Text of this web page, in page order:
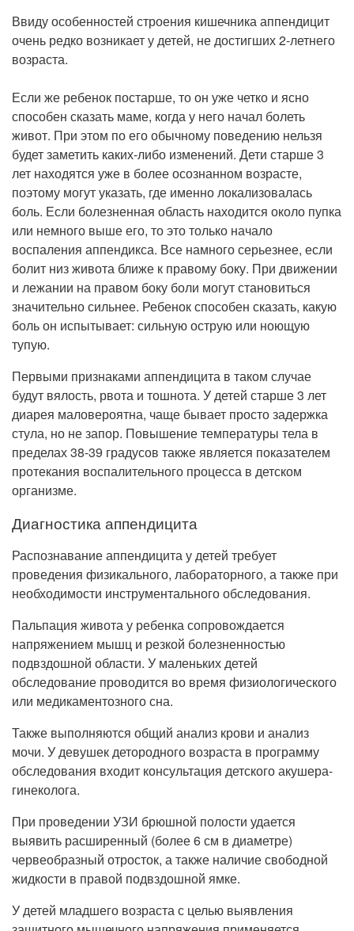
Ввиду особенностей строения кишечника аппендицит
очень редко возникает у детей, не достигших 2-летнего
возраста.
Если же ребенок постарше, то он уже четко и ясно
способен сказать маме, когда у него начал болеть
живот. При этом по его обычному поведению нельзя
будет заметить каких-либо изменений. Дети старше 3
лет находятся уже в более осознанном возрасте,
поэтому могут указать, где именно локализовалась
боль. Если болезненная область находится около пупка
или немного выше его, то это только начало
воспаления аппендикса. Все намного серьезнее, если
болит низ живота ближе к правому боку. При движении
и лежании на правом боку боли могут становиться
значительно сильнее. Ребенок способен сказать, какую
боль он испытывает: сильную острую или ноющую
тупую.
Первыми признаками аппендицита в таком случае
будут вялость, рвота и тошнота. У детей старше 3 лет
диарея маловероятна, чаще бывает просто задержка
стула, но не запор. Повышение температуры тела в
пределах 38-39 градусов также является показателем
протекания воспалительного процесса в детском
организме.
Диагностика аппендицита
Распознавание аппендицита у детей требует
проведения физикального, лабораторного, а также при
необходимости инструментального обследования.
Пальпация живота у ребенка сопровождается
напряжением мышц и резкой болезненностью
подвздошной области. У маленьких детей
обследование проводится во время физиологического
или медикаментозного сна.
Также выполняются общий анализ крови и анализ
мочи. У девушек детородного возраста в программу
обследования входит консультация детского акушера-
гинеколога.
При проведении УЗИ брюшной полости удается
выявить расширенный (более 6 см в диаметре)
червеобразный отросток, а также наличие свободной
жидкости в правой подвздошной ямке.
У детей младшего возраста с целью выявления